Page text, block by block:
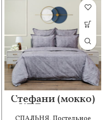
Стефани (мокко)
КПБ сатин 1.6